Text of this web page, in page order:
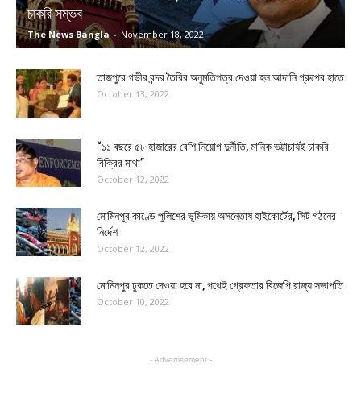
চাকরি সম্ভব
The News Bangla - November 18, 2022
তাজপুরে গভীর বন্দর তৈরির অনুমতিপত্র দেওয়া হল আদানি গ্রুপের হাতে
October 13, 2022
“১১ বছরে ৫৮ হাজারের বেশি নিয়োগ দুর্নীতি, মানিক ভট্টাচার্যই চাকরি
বিক্রির মাথা”
October 12, 2022
মোমিনপুর কাণ্ডে পুলিশের ভূমিকায় অসন্তোষ হাইকোর্টের, সিট গঠনের
নির্দেশ
October 12, 2022
মোমিনপুর ঢুকতে দেওয়া হবে না, পথেই গ্রেফতার বিজেপি রাজ্য সভাপতি
October 10, 2022
- Advertisement -